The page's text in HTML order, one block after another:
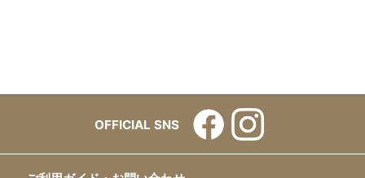
OFFICIAL SNS